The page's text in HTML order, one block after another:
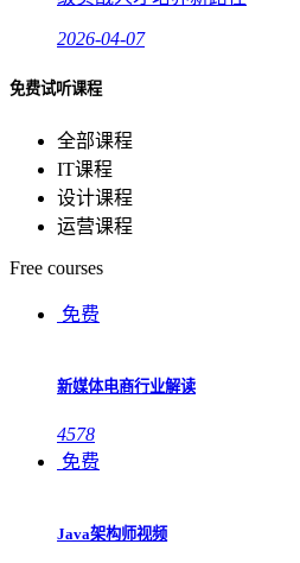
2026-04-07
免费试听课程
全部课程
IT课程
设计课程
运营课程
Free courses
免费
新媒体电商行业解读
4578
免费
Java架构师视频